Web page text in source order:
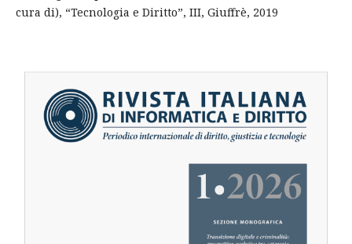
cura di), “Tecnologia e Diritto”, III, Giuffrè, 2019